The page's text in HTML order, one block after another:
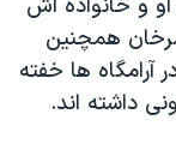
همچنین
آرامگاه ها خفته
داشته اند.